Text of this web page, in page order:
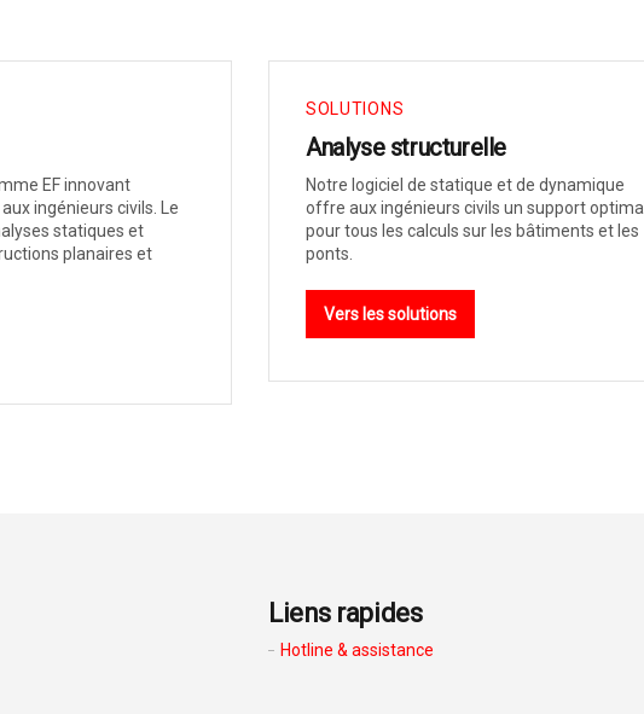
EF innovant
ingénieurs civils. Le
statiques et
planaires et
SOLUTIONS
Analyse structurelle
Notre logiciel de statique et de dynamique
offre aux ingénieurs civils un support optimal
pour tous les calculs sur les bâtiments et les
ponts.
Vers les solutions
Liens rapides
Hotline & assistance